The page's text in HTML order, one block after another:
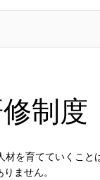
制度
を育てていくこ
ません。